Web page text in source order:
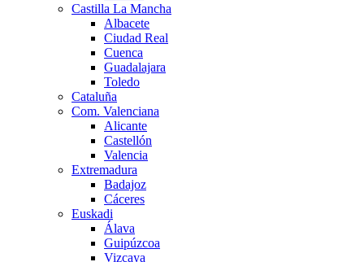
Castilla La Mancha
Albacete
Ciudad Real
Cuenca
Guadalajara
Toledo
Cataluña
Com. Valenciana
Alicante
Castellón
Valencia
Extremadura
Badajoz
Cáceres
Euskadi
Álava
Guipúzcoa
Vizcaya